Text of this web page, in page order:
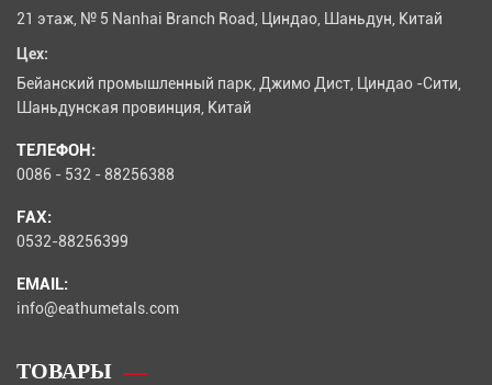
21 этаж, № 5 Nanhai Branch Road, Циндао, Шаньдун, Китай
Цех:
Бейанский промышленный парк, Джимо Дист, Циндао -Сити,
Шаньдунская провинция, Китай
ТЕЛЕФОН:
0086 - 532 - 88256388
FAX:
0532-88256399
EMAIL:
info@eathumetals.com
ТОВАРЫ